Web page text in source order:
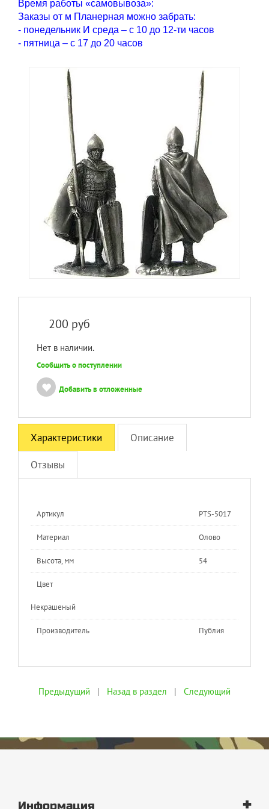
Время работы «самовывоза»:
Заказы от м Планерная можно забрать:
- понедельник И среда – с 10 до 12-ти часов
- пятница – с 17 до 20 часов
200 руб
Нет в наличии.
Сообщить о поступлении
Добавить в отложенные
Характеристики Описание
Отзывы
Артикул PTS-5017
Материал Олово
Высота, мм 54
Цвет
Некрашеный
Производитель Публия
Предыдущий | Назад в раздел | Следующий
Информация +